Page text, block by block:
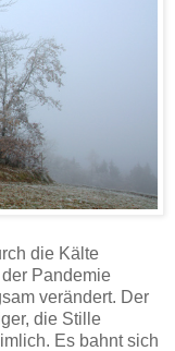
die Kälte
Pandemie
verändert. Der
die Stille
Es bahnt sich